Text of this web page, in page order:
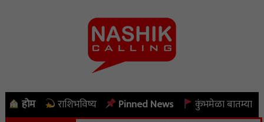
होम राशिभविष्य Pinned News कुंभमेळा बातम्या